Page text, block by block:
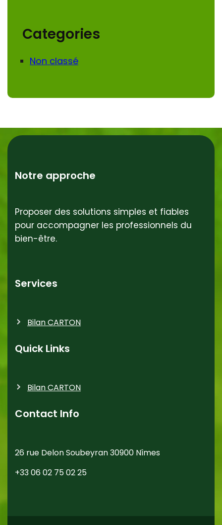
Categories
Non classé
Notre approche
Proposer des solutions simples et fiables
pour accompagner les professionnels du
bien-être.
Services
Bilan CARTON
Quick Links
Bilan CARTON
Contact Info
26 rue Delon Soubeyran 30900 Nîmes
+33 06 02 75 02 25